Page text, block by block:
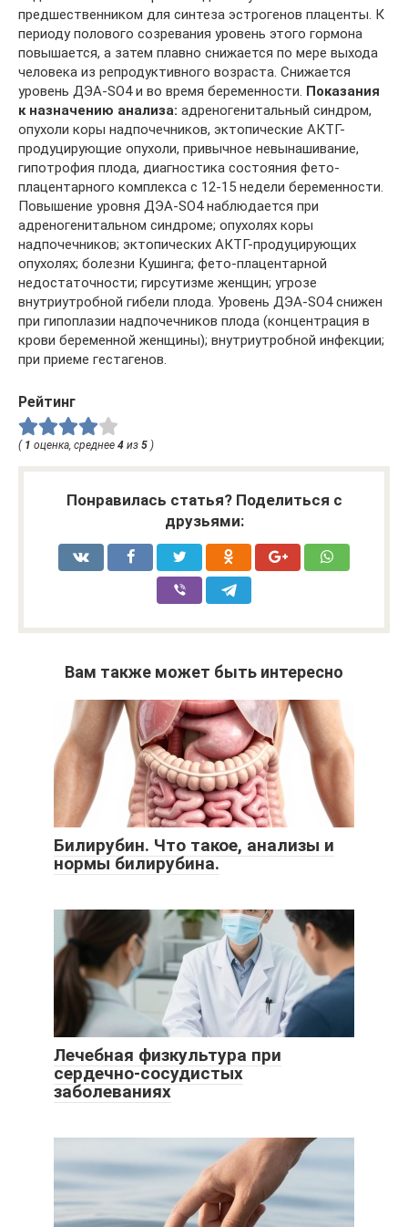
предшественником для синтеза эстрогенов плаценты. К
периоду полового созревания уровень этого гормона
повышается, а затем плавно снижается по мере выхода
человека из репродуктивного возраста. Снижается
уровень ДЭА-SO4 и во время беременности. Показания
к назначению анализа: адреногенитальный синдром,
опухоли коры надпочечников, эктопические АКТГ-
продуцирующие опухоли, привычное невынашивание,
гипотрофия плода, диагностика состояния фето-
плацентарного комплекса с 12-15 недели беременности.
Повышение уровня ДЭА-SO4 наблюдается при
адреногенитальном синдроме; опухолях коры
надпочечников; эктопических АКТГ-продуцирующих
опухолях; болезни Кушинга; фето-плацентарной
недостаточности; гирсутизме женщин; угрозе
внутриутробной гибели плода. Уровень ДЭА-SO4 снижен
при гипоплазии надпочечников плода (концентрация в
крови беременной женщины); внутриутробной инфекции;
при приеме гестагенов.
Рейтинг
( 1 оценка, среднее 4 из 5 )
Понравилась статья? Поделиться с
друзьями:
Вам также может быть интересно
Билирубин. Что такое, анализы и
нормы билирубина.
Лечебная физкультура при
сердечно-сосудистых
заболеваниях